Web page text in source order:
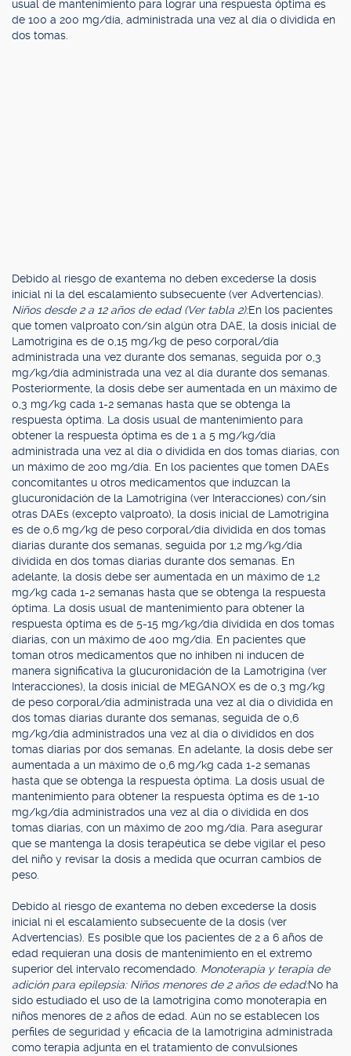
usual de mantenimiento para lograr una respuesta óptima es
de 100 a 200 mg/día, administrada una vez al día o dividida en
dos tomas.
Debido al riesgo de exantema no deben excederse la dosis
inicial ni la del escalamiento subsecuente (ver Advertencias).
Niños desde 2 a 12 años de edad (Ver tabla 2):En los pacientes
que tomen valproato con/sin algún otra DAE, la dosis inicial de
Lamotrigina es de 0,15 mg/kg de peso corporal/día
administrada una vez durante dos semanas, seguida por 0,3
mg/kg/día administrada una vez al día durante dos semanas.
Posteriormente, la dosis debe ser aumentada en un máximo de
0,3 mg/kg cada 1-2 semanas hasta que se obtenga la
respuesta óptima. La dosis usual de mantenimiento para
obtener la respuesta óptima es de 1 a 5 mg/kg/día
administrada una vez al día o dividida en dos tomas diarias, con
un máximo de 200 mg/día. En los pacientes que tomen DAEs
concomitantes u otros medicamentos que induzcan la
glucuronidación de la Lamotrigina (ver Interacciones) con/sin
otras DAEs (excepto valproato), la dosis inicial de Lamotrigina
es de 0,6 mg/kg de peso corporal/día dividida en dos tomas
diarias durante dos semanas, seguida por 1,2 mg/kg/día
dividida en dos tomas diarias durante dos semanas. En
adelante, la dosis debe ser aumentada en un máximo de 1,2
mg/kg cada 1-2 semanas hasta que se obtenga la respuesta
óptima. La dosis usual de mantenimiento para obtener la
respuesta óptima es de 5-15 mg/kg/día dividida en dos tomas
diarias, con un máximo de 400 mg/día. En pacientes que
toman otros medicamentos que no inhiben ni inducen de
manera significativa la glucuronidación de la Lamotrigina (ver
Interacciones), la dosis inicial de MEGANOX es de 0,3 mg/kg
de peso corporal/día administrada una vez al día o dividida en
dos tomas diarias durante dos semanas, seguida de 0,6
mg/kg/día administrados una vez al día o divididos en dos
tomas diarias por dos semanas. En adelante, la dosis debe ser
aumentada a un máximo de 0,6 mg/kg cada 1-2 semanas
hasta que se obtenga la respuesta óptima. La dosis usual de
mantenimiento para obtener la respuesta óptima es de 1-10
mg/kg/día administrados una vez al día o dividida en dos
tomas diarias, con un máximo de 200 mg/día. Para asegurar
que se mantenga la dosis terapéutica se debe vigilar el peso
del niño y revisar la dosis a medida que ocurran cambios de
peso.
Debido al riesgo de exantema no deben excederse la dosis
inicial ni el escalamiento subsecuente de la dosis (ver
Advertencias). Es posible que los pacientes de 2 a 6 años de
edad requieran una dosis de mantenimiento en el extremo
superior del intervalo recomendado. Monoterapia y terapia de
adición para epilepsia: Niños menores de 2 años de edad:No ha
sido estudiado el uso de la lamotrigina como monoterapia en
niños menores de 2 años de edad. Aún no se establecen los
perfiles de seguridad y eficacia de la lamotrigina administrada
como terapia adjunta en el tratamiento de convulsiones